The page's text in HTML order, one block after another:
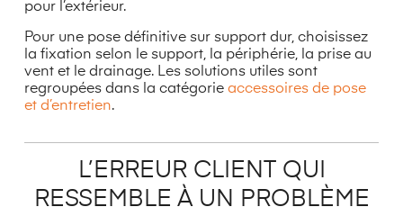
pour l’extérieur.
Pour une pose définitive sur support dur, choisissez
la fixation selon le support, la périphérie, la prise au
vent et le drainage. Les solutions utiles sont
regroupées dans la catégorie accessoires de pose
et d’entretien.
L’ERREUR CLIENT QUI
RESSEMBLE À UN PROBLÈME